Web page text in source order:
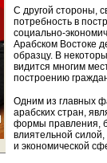
С другой стороны,
потребность в
социально-
Арабском Востоке
образцу. В
видится многим
построению
Одним из главных
арабских стран,
формы правления,
влиятельной
и экономической